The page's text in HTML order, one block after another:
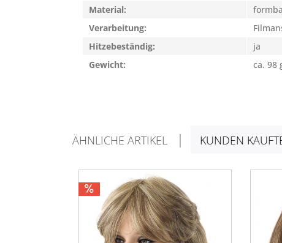
Material:
Verarbeitung:
Hitzebeständig:
ja
Gewicht:
ca. 98
ÄHNLICHE ARTIKEL KUNDEN